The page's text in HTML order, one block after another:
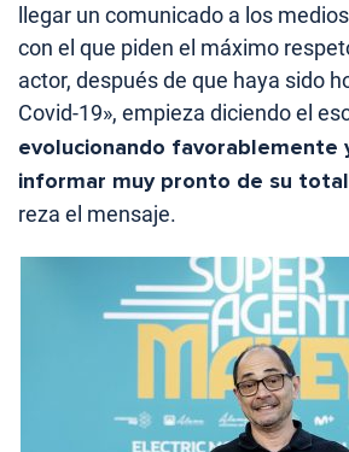
llegar un comunicado a los
con el que piden el máximo
actor, después de que haya sido
Covid-19», empieza diciendo el
evolucionando favorablemente
informar muy pronto de su
reza el mensaje.